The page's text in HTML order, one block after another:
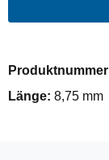
Länge: 8,75 mm